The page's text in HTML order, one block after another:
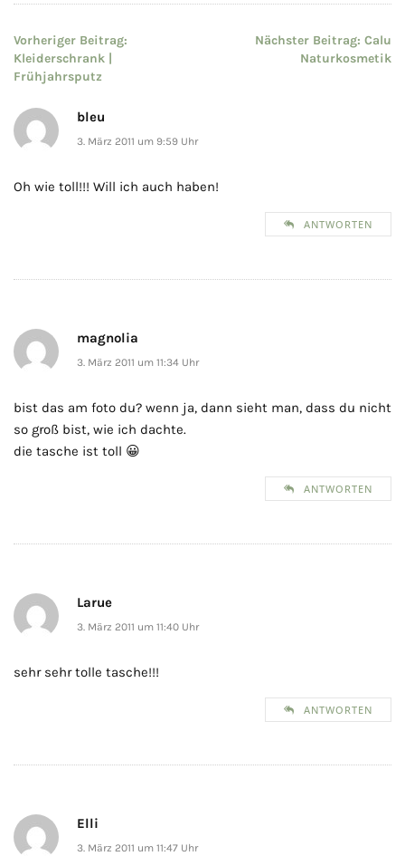
Beitragsnavigation
Vorheriger Beitrag:
Kleiderschrank |
Frühjahrsputz
Nächster Beitrag: Calu
Naturkosmetik
bleu
3. März 2011 um 9:59 Uhr
Oh wie toll!!! Will ich auch haben!
ANTWORTEN
magnolia
3. März 2011 um 11:34 Uhr
bist das am foto du? wenn ja, dann sieht man, dass du nicht
so groß bist, wie ich dachte.
die tasche ist toll 😀
ANTWORTEN
Larue
3. März 2011 um 11:40 Uhr
sehr sehr tolle tasche!!!
ANTWORTEN
Elli
3. März 2011 um 11:47 Uhr